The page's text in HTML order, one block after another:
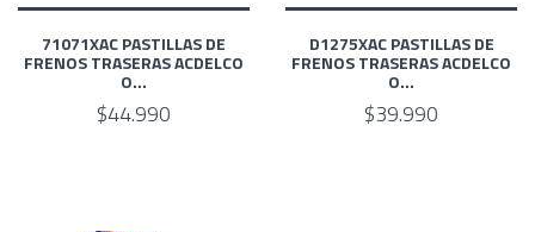
71071XAC PASTILLAS DE
FRENOS TRASERAS ACDELCO
O...
$44.990
D1275XAC PASTILLAS DE
FRENOS TRASERAS ACDELCO
O...
$39.990